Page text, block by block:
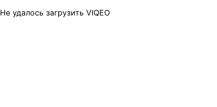
Не удалось загрузить VIQEO